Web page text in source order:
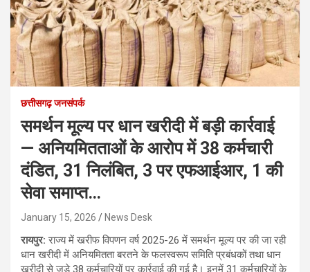
छत्तीसगढ़ जनसंपर्क
समर्थन मूल्य पर धान खरीदी में बड़ी कार्रवाई
— अनियमितताओं के आरोप में 38 कर्मचारी
दंडित, 31 निलंबित, 3 पर एफआईआर, 1 की
सेवा समाप्त…
January 15, 2026 News Desk
रायपुर:राज्य में खरीफ विपणन वर्ष 2025-26 में समर्थन मूल्य पर की जा रही
धान खरीदी में अनियमितता बरतने के फलस्वरूप समिति प्रबंधकों तथा धान
खरीदी से जुड़े 38 कर्मचारियों पर कार्रवाई की गई है। इनमें 31 कर्मचारियों के